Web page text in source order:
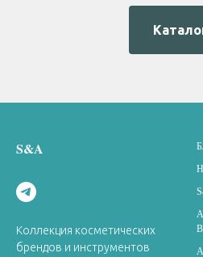
S&A
Коллекция косметических
брендов и инструментов